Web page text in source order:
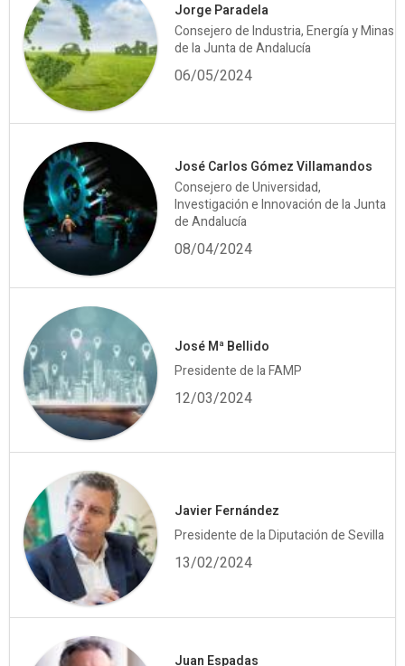
Jorge Paradela
Consejero de Industria, Energía y Minas
de la Junta de Andalucía
06/05/2024
José Carlos Gómez Villamandos
Consejero de Universidad,
Investigación e Innovación de la Junta
de Andalucía
08/04/2024
José Mª Bellido
Presidente de la FAMP
12/03/2024
Javier Fernández
Presidente de la Diputación de Sevilla
13/02/2024
Juan Espadas